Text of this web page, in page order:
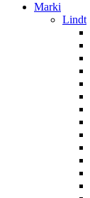
Marki
Lindt